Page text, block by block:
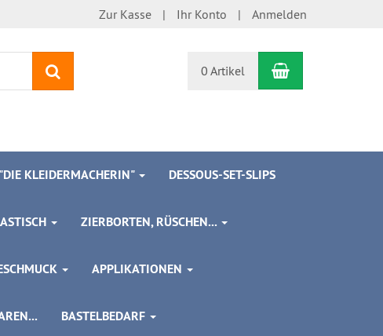
Zur Kasse Ihr Konto Anmelden
0 Artikel Warenkorb
"DIE KLEIDERMACHERIN" DESSOUS-SET-SLIPS
ZIERBORTEN, RÜSCHEN...
APPLIKATIONEN
BASTELBEDARF